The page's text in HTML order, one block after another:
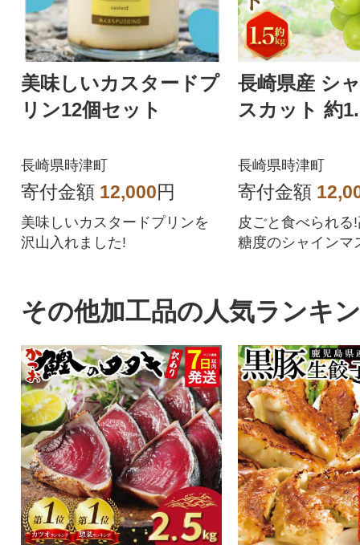
美味しいカスタードプ
リン12個セット
長崎県時津町
寄付金額 12,000円
美味しいカスタードプリンを
沢山入れました!
長崎県産 シ
スカット 約
長崎県時津町
寄付金額
皮ごと食べられる
糖度のシャインマ
その他加工品の人気ランキ